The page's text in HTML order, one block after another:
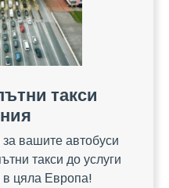
такси
вашите автобуси
такси до услуги
цяла Европа!